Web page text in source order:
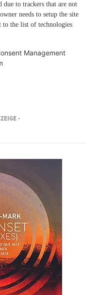
to trackers that are not
needs to setup the site
the list of technologies
Management
-